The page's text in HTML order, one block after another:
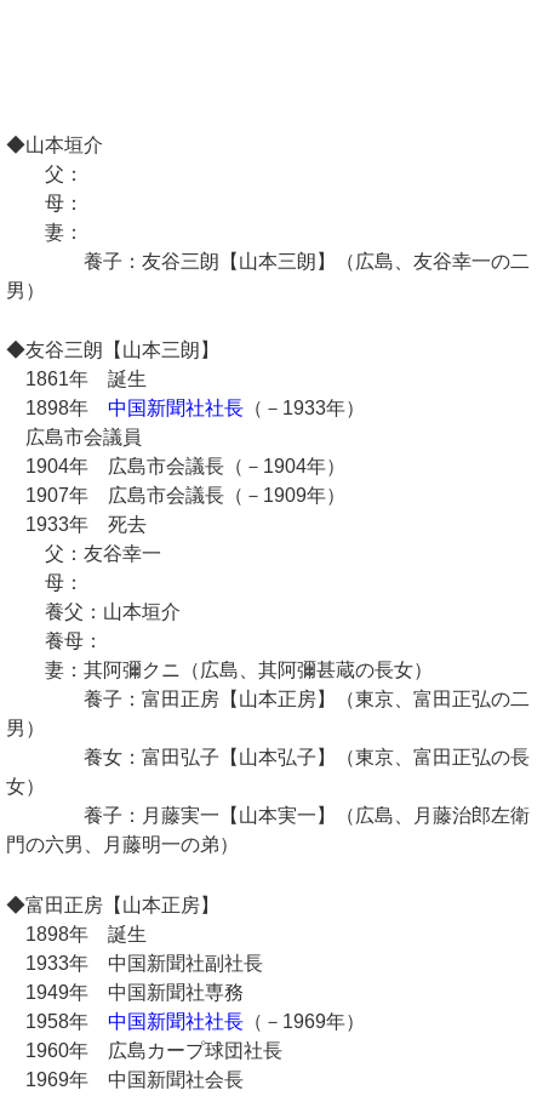
◆山本垣介
父：
母：
妻：
養子：友谷三朗【山本三朗】（広島、友谷幸一の二
男）
◆友谷三朗【山本三朗】
1861年 誕生
1898年 中国新聞社社長（－1933年）
広島市会議員
1904年 広島市会議長（－1904年）
1907年 広島市会議長（－1909年）
1933年 死去
父：友谷幸一
母：
養父：山本垣介
養母：
妻：其阿彌クニ（広島、其阿彌甚蔵の長女）
養子：富田正房【山本正房】（東京、富田正弘の二
男）
養女：富田弘子【山本弘子】（東京、富田正弘の長
女）
養子：月藤実一【山本実一】（広島、月藤治郎左衛
門の六男、月藤明一の弟）
◆富田正房【山本正房】
1898年 誕生
1933年 中国新聞社副社長
1949年 中国新聞社専務
1958年 中国新聞社社長（－1969年）
1960年 広島カープ球団社長
1969年 中国新聞社会長